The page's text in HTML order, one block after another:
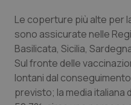
Le coperture più alte per
sono assicurate nelle
Basilicata, Sicilia,
Sul fronte delle
lontani dal
previsto; la media italiana
Necessari
I cookie necessari
sito web abilitandone